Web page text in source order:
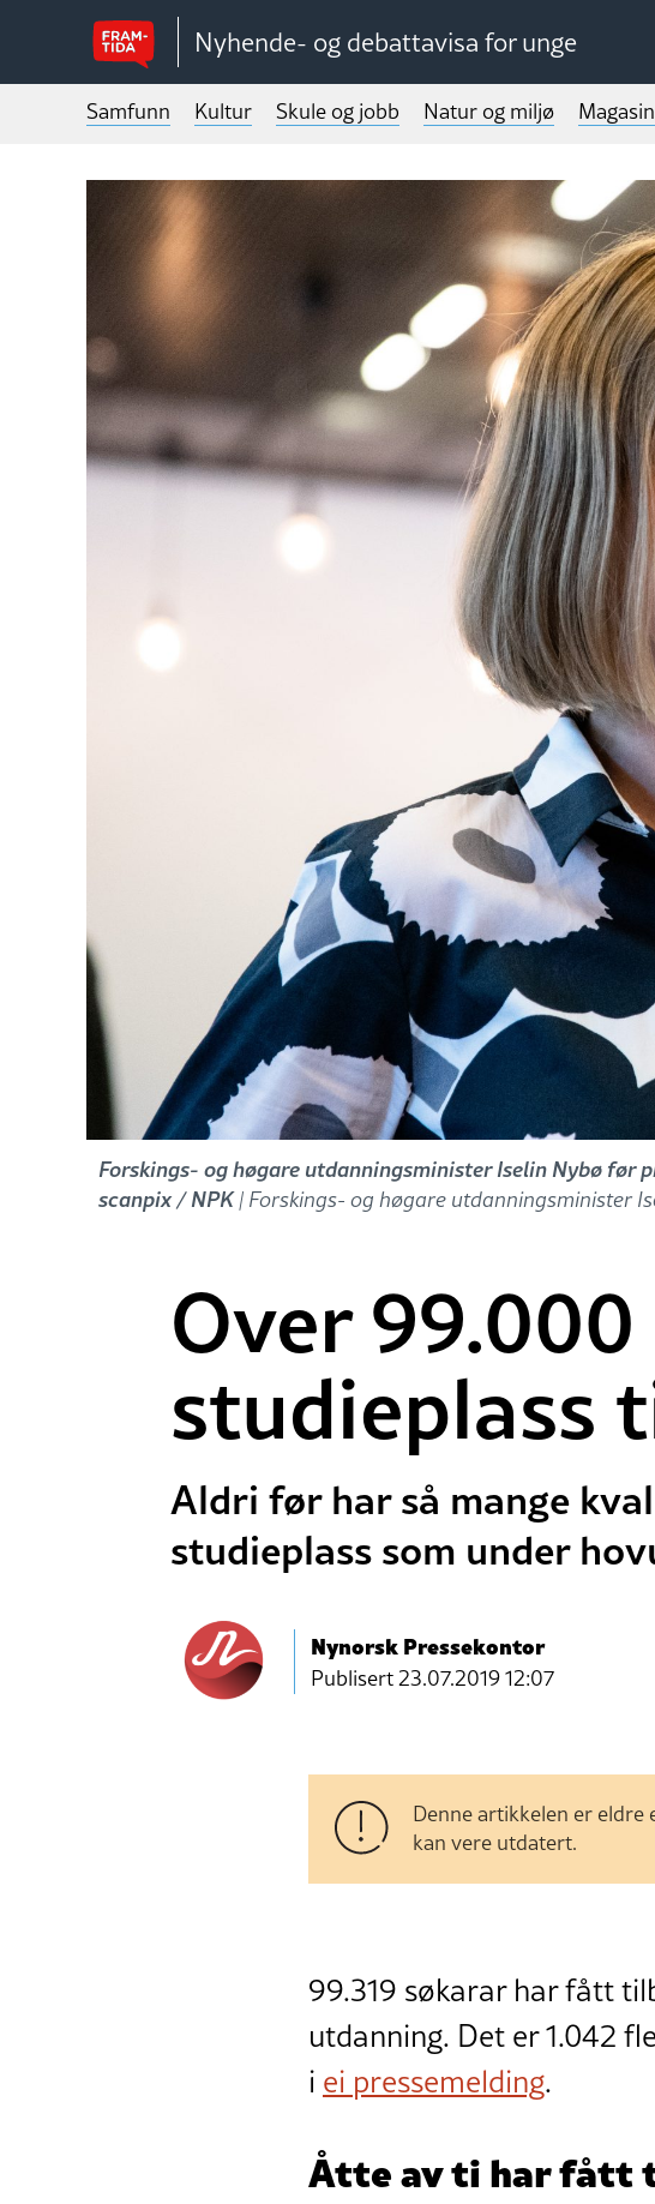
Nyhende- og debattavisa for unge
Samfunn Kultur Skule og jobb Natur og miljø
Forskings- og høgare utdanningsminister Iselin Nybø før
scanpix / NPK| Forskings- og høgare utdanningsminister
Over
studieplass
Aldri før har så mange
studieplass som under
Nynorsk Pressekontor
Publisert23.07.2019 12:07
Denne artikkelen er eldre
kan vere utdatert.
99.319 søkarar har fått
utdanning. Det er 1.042
i ei pressemelding.
Åtte av ti har fått